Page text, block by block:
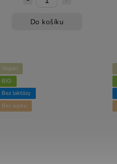
Do košíku
Vegan
BIO
Bez laktózy
Bez lepku